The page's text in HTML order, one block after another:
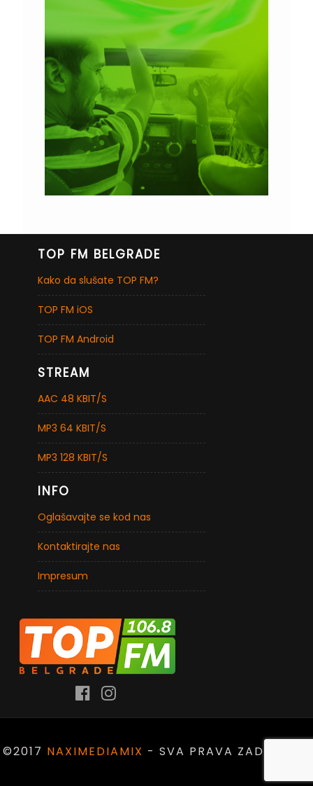
TOP FM BELGRADE
Kako da slušate TOP FM?
TOP FM iOS
TOP FM Android
STREAM
AAC 48 KBIT/S
MP3 64 KBIT/S
MP3 128 KBIT/S
INFO
Oglašavajte se kod nas
Kontaktirajte nas
Impresum
©2017 NAXIMEDIAMIX - SVA PRAVA ZADRŽANA.